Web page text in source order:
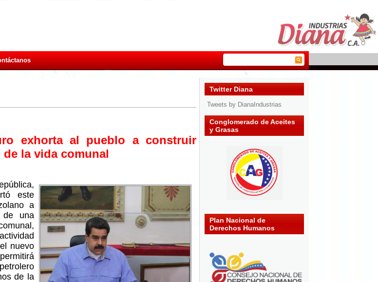
exhorta al pueblo a construir
la vida comunal
este
a
de una
nuevo
de la
Twitter Diana
Tweets by DianaIndustrias
Conglomerado de Aceites
y Grasas
Plan Nacional de
Derechos Humanos